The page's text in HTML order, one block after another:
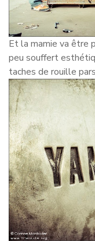
Et la mamie va être
peu souffert
taches de rouille